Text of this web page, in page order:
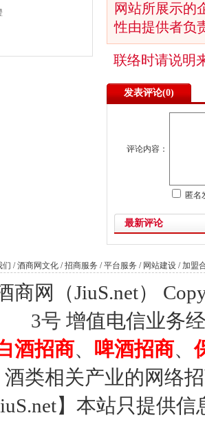
网站所展示的
性由提供者负
联络时请说明
发表评论(0)
评论内容：
匿
最新评论
们 /酒商网文化 /招商服务 /平台服务 / 网站建设 /加盟
商网（JiuS.net）
3号 增值电信业务
酒招商、 啤酒招商、
酒类相关产业的网络
】本站只提供